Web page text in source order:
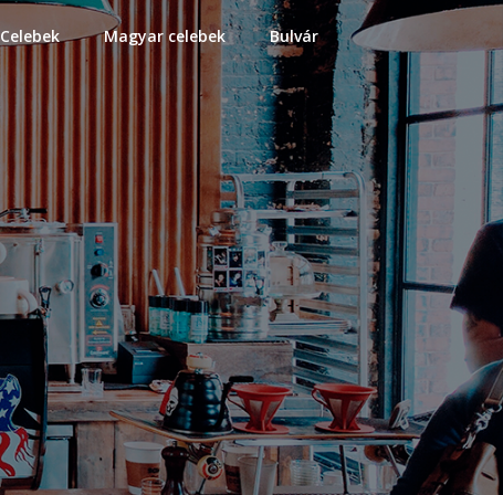
Celebek Magyar celebek Bulvár